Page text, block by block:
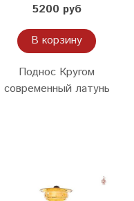
5200 руб
В корзину
Поднос Кругом
современный латунь